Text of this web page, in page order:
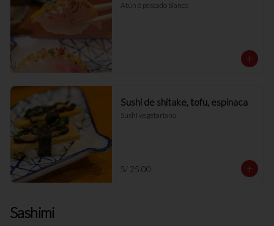
Atún ó pescado blanco
Sushi de shitake, tofu, espinaca
Sushi vegetariano
S/ 25.00
Sashimi